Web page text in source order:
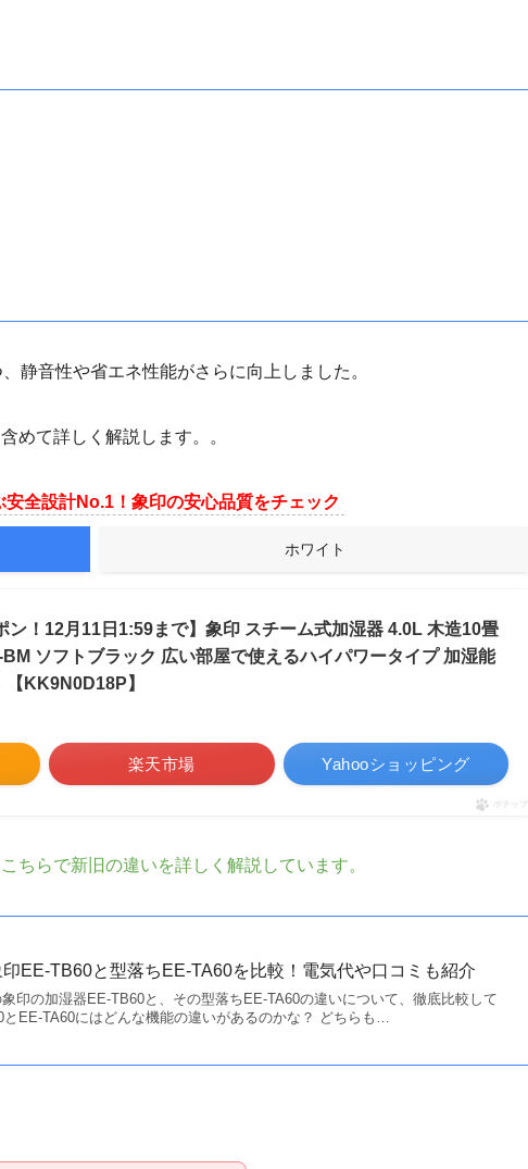
静音性や省エネ性能がさらに向上しました。
めて詳しく解説します。。
安全設計No.1！象印の安心品質をチェック
ホワイト
ン！12月11日1:59まで】象印 スチーム式加湿器 4.0L 木造10畳
ソフトブラック 広い部屋で使えるハイパワータイプ 加湿能
KK9N0D18P】
楽天市場 Yahooショッピング
ポチップ
ちらで新旧の違いを詳しく解説しています。
印EE-TB60と型落ちEE-TA60を比較！電気代や口コミも紹介
印の加湿器EE-TB60と、その型落ちEE-TA60の違いについて、徹底比較して
EE-TA60にはどんな機能の違いがあるのかな？ どちらも…